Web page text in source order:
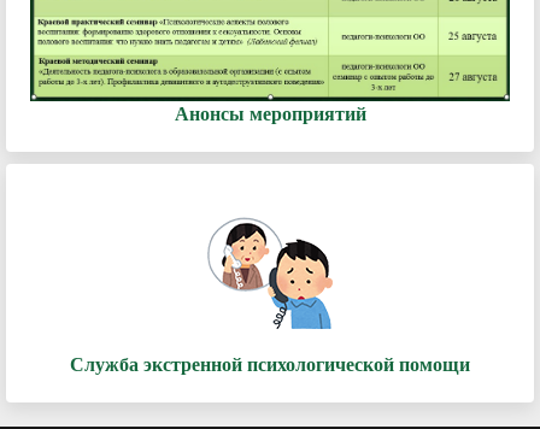
Анонсы мероприятий
Служба экстренной психологической помощи